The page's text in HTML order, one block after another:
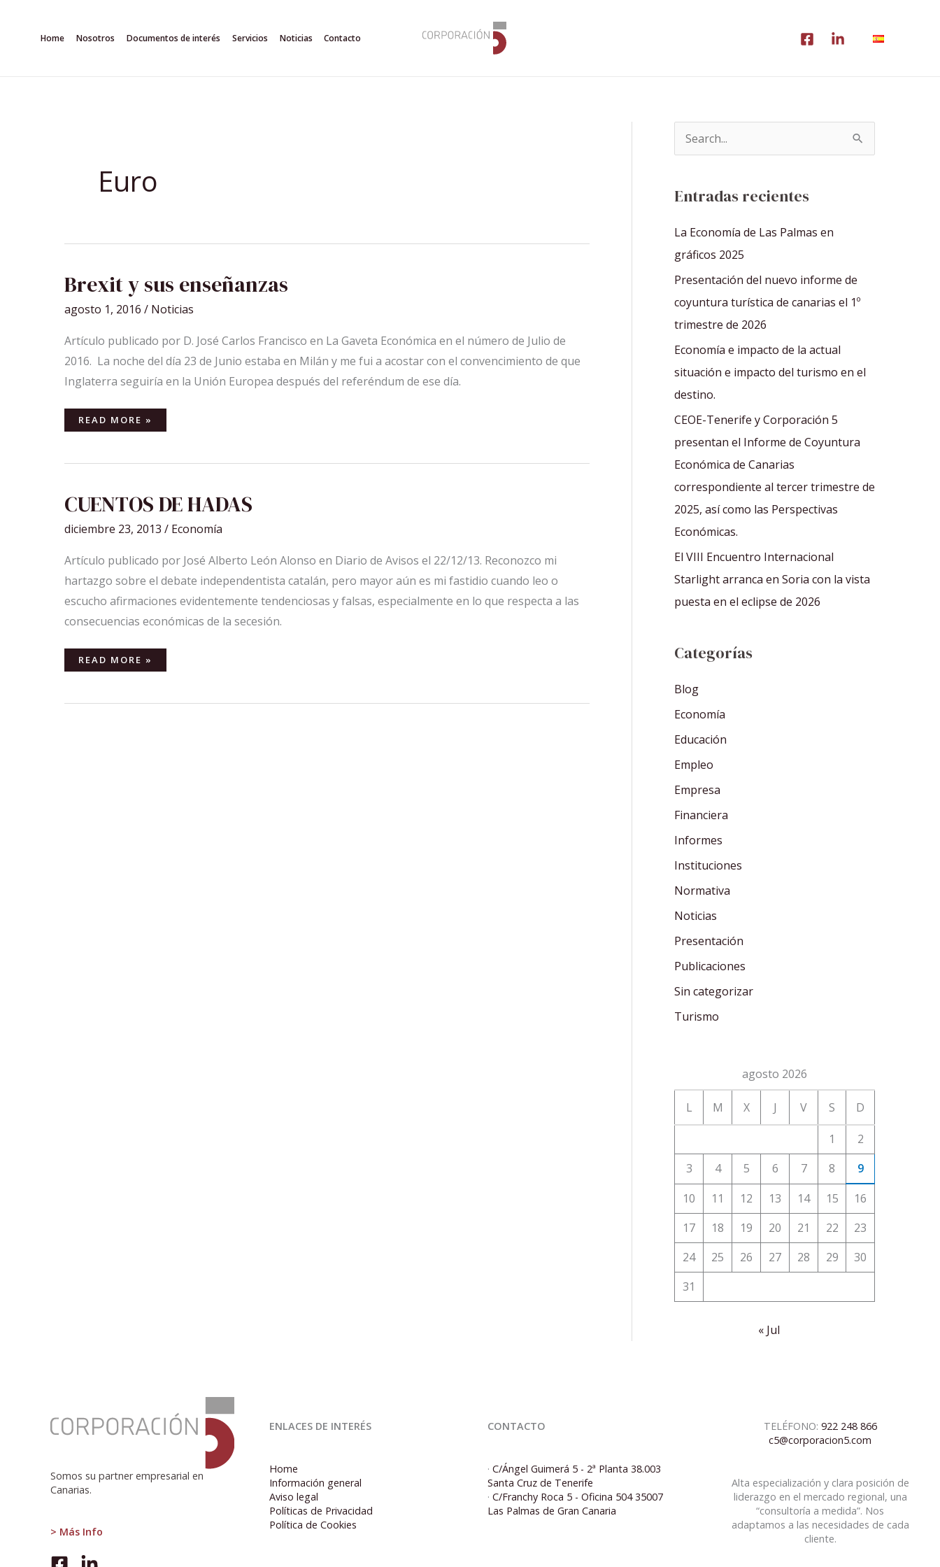
Home Nosotros Documentos de interés Servicios Noticias Contacto
Euro
Brexit y sus enseñanzas
agosto 1, 2016 / Noticias
Artículo publicado por D. José Carlos Francisco en La Gaveta Económica en el número de Julio de
2016. La noche del día 23 de Junio estaba en Milán y me fui a acostar con el convencimiento de que
Inglaterra seguiría en la Unión Europea después del referéndum de ese día.
BREXIT
Y
SUS
ENSEÑANZAS
READ MORE »
CUENTOS DE HADAS
diciembre 23, 2013 / Economía
Artículo publicado por José Alberto León Alonso en Diario de Avisos el 22/12/13. Reconozco mi
hartazgo sobre el debate independentista catalán, pero mayor aún es mi fastidio cuando leo o
escucho afirmaciones evidentemente tendenciosas y falsas, especialmente en lo que respecta a las
consecuencias económicas de la secesión.
CUENTOS
DE
HADAS
READ MORE »
a
r
p
o
r
:
Entradas recientes
La Economía de Las Palmas en
gráficos 2025
Presentación del nuevo informe de
coyuntura turística de canarias el 1º
trimestre de 2026
Economía e impacto de la actual
situación e impacto del turismo en el
destino.
CEOE-Tenerife y Corporación 5
presentan el Informe de Coyuntura
Económica de Canarias
correspondiente al tercer trimestre de
2025, así como las Perspectivas
Económicas.
El VIII Encuentro Internacional
Starlight arranca en Soria con la vista
puesta en el eclipse de 2026
Categorías
Blog
Economía
Educación
Empleo
Empresa
Financiera
Informes
Instituciones
Normativa
Noticias
Presentación
Publicaciones
Sin categorizar
Turismo
agosto 2026
L M X J V S D
1
2
3
4 5 6 7 8
9
10
11 12 13 14 15
16
17
18 19 20 21 22
23
24
25 26 27 28 29
30
31
« Jul
Somos su partner empresarial en
Canarias.
> Más Info
CUENTOS
DE
ENLACES DE INTERÉS
Home
Información general
Aviso legal
Políticas de Privacidad
Política de Cookies
CONTACTO
· C/Ángel Guimerá 5 - 2ª Planta 38.003
Santa Cruz de Tenerife
· C/Franchy Roca 5 - Oficina 504 35007
Las Palmas de Gran Canaria
TELÉFONO: 922 248 866
c5@corporacion5.com
Alta especialización y clara posición de
liderazgo en el mercado regional, una
“consultoría a medida”. Nos
adaptamos a las necesidades de cada
cliente.